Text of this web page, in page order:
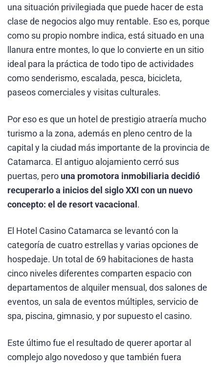
una situación privilegiada que puede hacer de esta
clase de negocios algo muy rentable. Eso es, porque
como su propio nombre indica, está situado en una
llanura entre montes, lo que lo convierte en un sitio
ideal para la práctica de todo tipo de actividades
como senderismo, escalada, pesca, bicicleta,
paseos comerciales y visitas culturales.
Por eso es que un hotel de prestigio atraería mucho
turismo a la zona, además en pleno centro de la
capital y la ciudad más importante de la provincia de
Catamarca. El antiguo alojamiento cerró sus
puertas, pero una promotora inmobiliaria decidió
recuperarlo a inicios del siglo XXI con un nuevo
concepto: el de resort vacacional .
El Hotel Casino Catamarca se levantó con la
categoría de cuatro estrellas y varias opciones de
hospedaje. Un total de 69 habitaciones de hasta
cinco niveles diferentes comparten espacio con
departamentos de alquiler mensual, dos salones de
eventos, un sala de eventos múltiples, servicio de
spa, piscina, gimnasio, y por supuesto el casino.
Este último fue el resultado de querer aportar al
complejo algo novedoso y que también fuera